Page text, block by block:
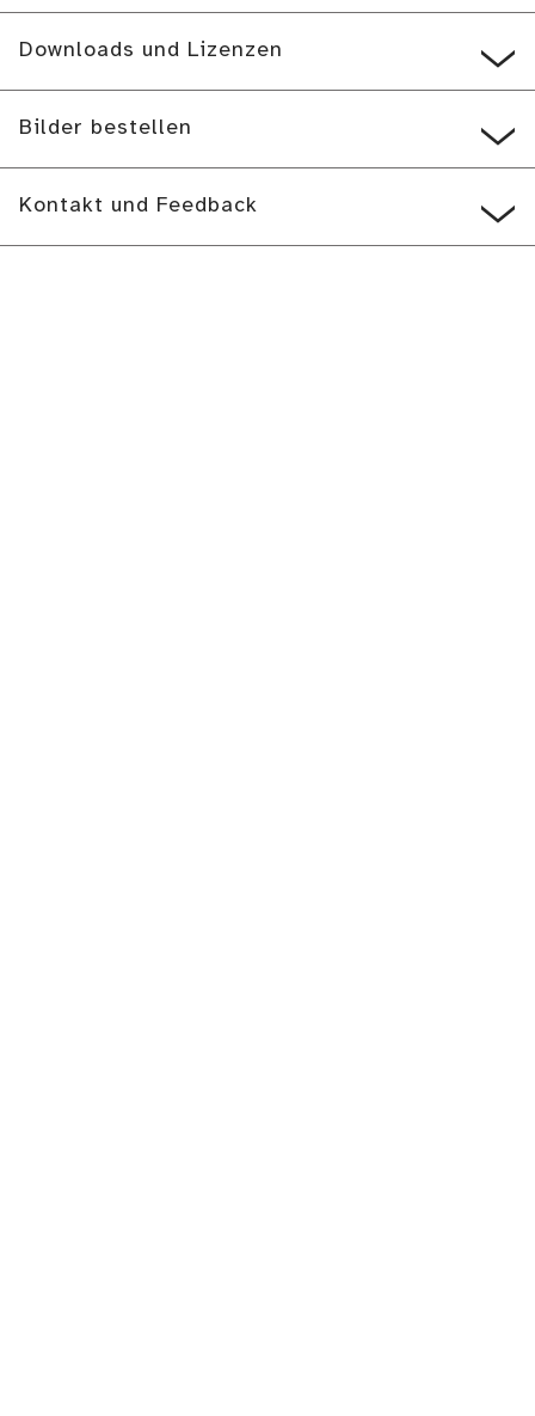
Downloads und Lizenzen
Bilder bestellen
Kontakt und Feedback